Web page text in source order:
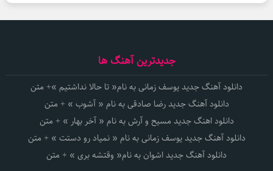
جدیدترین آهنگ ها
دانلود آهنگ جدید یوسف زمانی به نام« تا حالا نداشتیم »+ متن
دانلود آهنگ جدید رضا صادقی به نام « آشوب » + متن
دانلود اهنگ جدید مسیح و آرش به نام « آخر بهار » + متن
دانلود آهنگ جدید یوسف زمانی به نام « نمیاد رو دستت » + متن
دانلود آهنگ جدید اشوان به نام« وقتشه بری » + متن